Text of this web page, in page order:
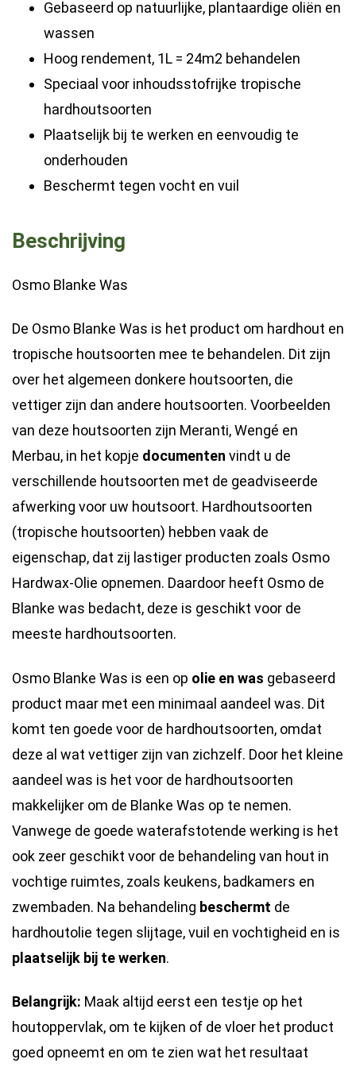
Gebaseerd op natuurlijke, plantaardige oliën en
wassen
Hoog rendement, 1L = 24m2 behandelen
Speciaal voor inhoudsstofrijke tropische
hardhoutsoorten
Plaatselijk bij te werken en eenvoudig te
onderhouden
Beschermt tegen vocht en vuil
Beschrijving
Osmo Blanke Was
De Osmo Blanke Was is het product om hardhout en
tropische houtsoorten mee te behandelen. Dit zijn
over het algemeen donkere houtsoorten, die
vettiger zijn dan andere houtsoorten. Voorbeelden
van deze houtsoorten zijn Meranti, Wengé en
Merbau, in het kopje documenten vindt u de
verschillende houtsoorten met de geadviseerde
afwerking voor uw houtsoort. Hardhoutsoorten
(tropische houtsoorten) hebben vaak de
eigenschap, dat zij lastiger producten zoals Osmo
Hardwax-Olie opnemen. Daardoor heeft Osmo de
Blanke was bedacht, deze is geschikt voor de
meeste hardhoutsoorten.
Osmo Blanke Was is een op olie en was gebaseerd
product maar met een minimaal aandeel was. Dit
komt ten goede voor de hardhoutsoorten, omdat
deze al wat vettiger zijn van zichzelf. Door het kleine
aandeel was is het voor de hardhoutsoorten
makkelijker om de Blanke Was op te nemen.
Vanwege de goede waterafstotende werking is het
ook zeer geschikt voor de behandeling van hout in
vochtige ruimtes, zoals keukens, badkamers en
zwembaden. Na behandeling beschermt de
hardhoutolie tegen slijtage, vuil en vochtigheid en is
plaatselijk bij te werken.
Belangrijk: Maak altijd eerst een testje op het
houtoppervlak, om te kijken of de vloer het product
goed opneemt en om te zien wat het resultaat